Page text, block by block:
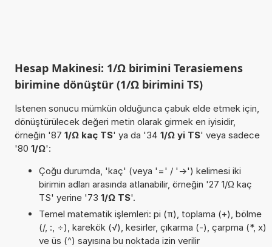
Hesap Makinesi: 1/Ω birimini Terasiemens
birimine dönüştür (1/Ω birimini TS)
İstenen sonucu mümkün olduğunca çabuk elde etmek için,
dönüştürülecek değeri metin olarak girmek en iyisidir,
örneğin '87 1/Ω kaç TS' ya da '34 1/Ω yi TS' veya sadece
'80 1/Ω':
Çoğu durumda, 'kaç' (veya '=' / '->') kelimesi iki
birimin adları arasında atlanabilir, örneğin '27 1/Ω kaç
TS' yerine '73 1/Ω TS'.
Temel matematik işlemleri: pi (π), toplama (+), bölme
(/, :, ÷), karekök (√), kesirler, çıkarma (-), çarpma (*, x)
ve üs (^) sayısına bu noktada izin verilir